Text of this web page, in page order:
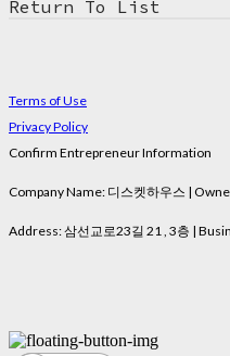
Return To List
Terms of Use
Privacy Policy
Confirm Entrepreneur Information
Company Name: 디스켓하우스 |
Address: 삼선교로23길 21 , 3층 |